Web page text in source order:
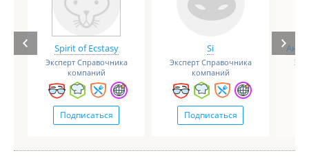
Spirit of Ecstasy
Эксперт Справочника
компаний
Подписаться
Si
Эксперт Справочника
компаний
Подписаться